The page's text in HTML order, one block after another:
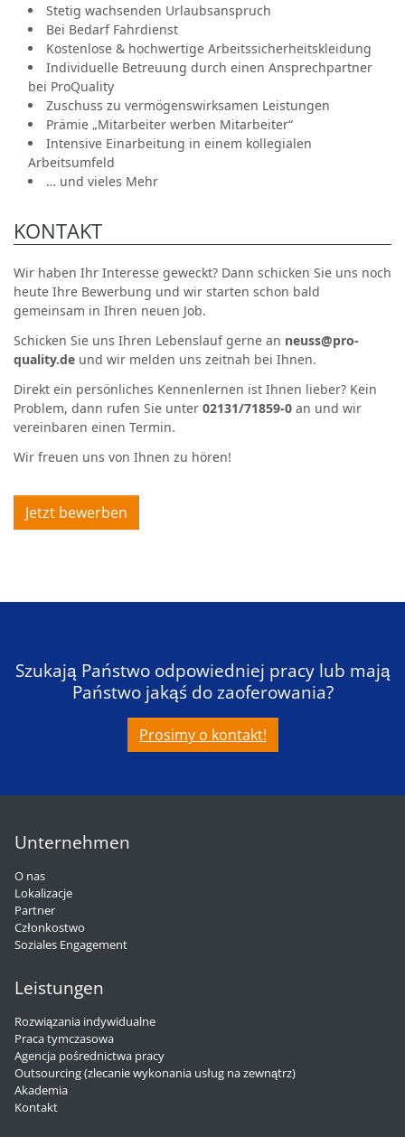
Stetig wachsenden Urlaubsanspruch
Bei Bedarf Fahrdienst
Kostenlose & hochwertige Arbeitssicherheitskleidung
Individuelle Betreuung durch einen Ansprechpartner
bei ProQuality
Zuschuss zu vermögenswirksamen Leistungen
Prämie „Mitarbeiter werben Mitarbeiter“
Intensive Einarbeitung in einem kollegialen
Arbeitsumfeld
… und vieles Mehr
KONTAKT
Wir haben Ihr Interesse geweckt? Dann schicken Sie uns noch
heute Ihre Bewerbung und wir starten schon bald
gemeinsam in Ihren neuen Job.
Schicken Sie uns Ihren Lebenslauf gerne an neuss@pro-
quality.de und wir melden uns zeitnah bei Ihnen.
Direkt ein persönliches Kennenlernen ist Ihnen lieber? Kein
Problem, dann rufen Sie unter 02131/71859-0 an und wir
vereinbaren einen Termin.
Wir freuen uns von Ihnen zu hören!
Jetzt bewerben
Szukają Państwo odpowiedniej pracy lub mają
Państwo jakąś do zaoferowania?
Prosimy o kontakt!
Unternehmen
O nas
Lokalizacje
Partner
Członkostwo
Soziales Engagement
Leistungen
Rozwiązania indywidualne
Praca tymczasowa
Agencja pośrednictwa pracy
Outsourcing (zlecanie wykonania usług na zewnątrz)
Akademia
Kontakt